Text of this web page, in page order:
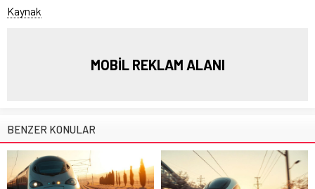
Kaynak
MOBİL REKLAM ALANI
BENZER KONULAR